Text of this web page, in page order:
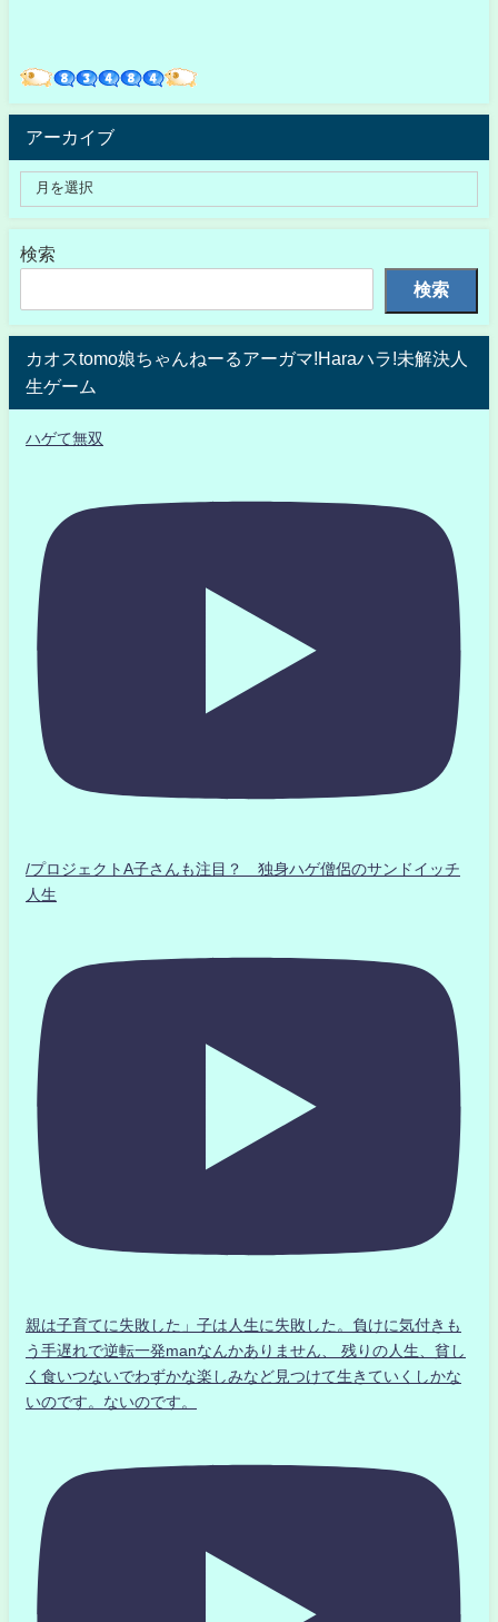
アーカイブ
検索
検索
カオスtomo娘ちゃんねーるアーガマ!Haraハラ!未解決人
生ゲーム
ハゲて無双
/プロジェクトA子さんも注目？ 独身ハゲ僧侶のサンドイッチ
人生
親は子育てに失敗した」子は人生に失敗した。負けに気付きも
う手遅れで逆転一発manなんかありません、 残りの人生、貧し
く食いつないでわずかな楽しみなど見つけて生きていくしかな
いのです。ないのです。